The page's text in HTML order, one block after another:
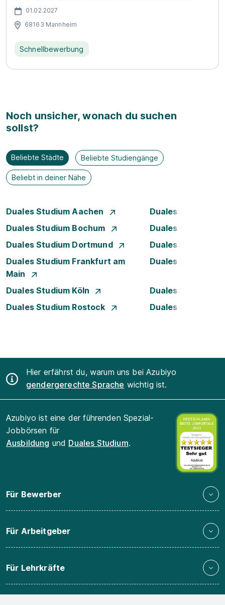
01.02.2027
68163 Mannheim
Schnellbewerbung
Noch unsicher, wonach du suchen
sollst?
Beliebte Städte Beliebte Studiengänge
Beliebt in deiner Nähe
Duales Studium Aachen
Duales Studium
Duales Studium Bochum
Duales Studium
Duales Studium Dortmund
Duales Studium
Duales Studium Frankfurt am
Main
Duales Studium
Duales Studium Köln
Duales Studium
Duales Studium Rostock
Duales Studium
Hier erfährst du, warum uns bei Azubiyo
gendergerechte Sprache wichtig ist.
Azubiyo ist eine der führenden Spezial-
Jobbörsen für
Ausbildung und Duales Studium.
Für Bewerber
Für Arbeitgeber
Für Lehrkräfte